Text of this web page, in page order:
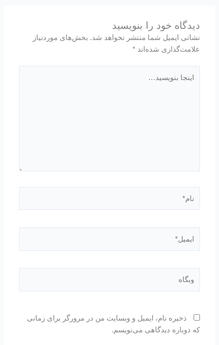
دیدگاه‌ خود را بنویسید
نشانی ایمیل شما منتشر نخواهد شد. بخش‌های موردنیاز
علامت‌گذاری شده‌اند*
بنویسید…
ذخیره نام، ایمیل و وبسایت من در مرورگر برای زمانی
که دوباره دیدگاهی می‌نویسم.